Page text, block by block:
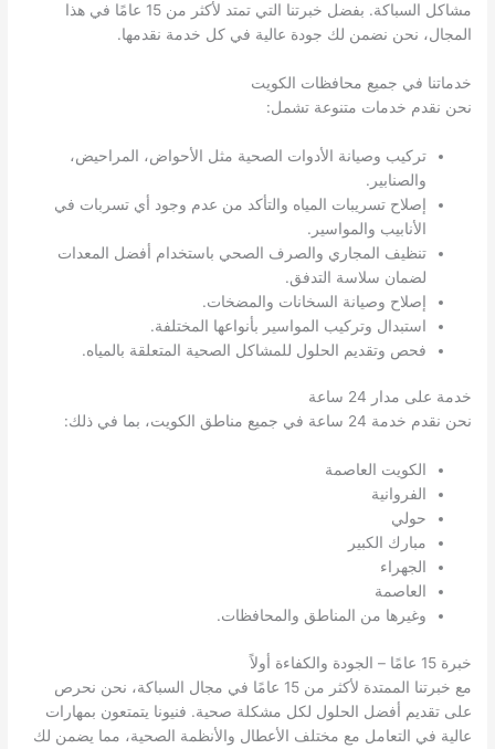
مشاكل السباكة. بفضل خبرتنا التي تمتد لأكثر من 15 عامًا في هذا
المجال، نحن نضمن لك جودة عالية في كل خدمة نقدمها.
خدماتنا في جميع محافظات الكويت
نحن نقدم خدمات متنوعة تشمل:
تركيب وصيانة الأدوات الصحية مثل الأحواض، المراحيض،
والصنابير.
إصلاح تسريبات المياه والتأكد من عدم وجود أي تسربات في
الأنابيب والمواسير.
تنظيف المجاري والصرف الصحي باستخدام أفضل المعدات
لضمان سلاسة التدفق.
إصلاح وصيانة السخانات والمضخات.
استبدال وتركيب المواسير بأنواعها المختلفة.
فحص وتقديم الحلول للمشاكل الصحية المتعلقة بالمياه.
خدمة على مدار 24 ساعة
نحن نقدم خدمة 24 ساعة في جميع مناطق الكويت، بما في ذلك:
الكويت العاصمة
الفروانية
حولي
مبارك الكبير
الجهراء
العاصمة
وغيرها من المناطق والمحافظات.
خبرة 15 عامًا – الجودة والكفاءة أولاً
مع خبرتنا الممتدة لأكثر من 15 عامًا في مجال السباكة، نحن نحرص
على تقديم أفضل الحلول لكل مشكلة صحية. فنيونا يتمتعون بمهارات
عالية في التعامل مع مختلف الأعطال والأنظمة الصحية، مما يضمن لك